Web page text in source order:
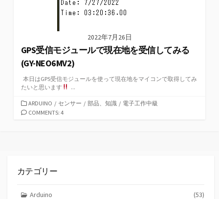
2022年7月26日
GPS受信モジュールで現在地を受信してみる
(GY-NEO6MV2)
本日はGPS受信モジュールを使って現在地をマイコンで取得してみ
たいと思います
...
カ
テ
ARDUINO / センサー / 部品、知識 / 電子工作中級
COMMENTS: 4
カテゴリー
Arduino (53)